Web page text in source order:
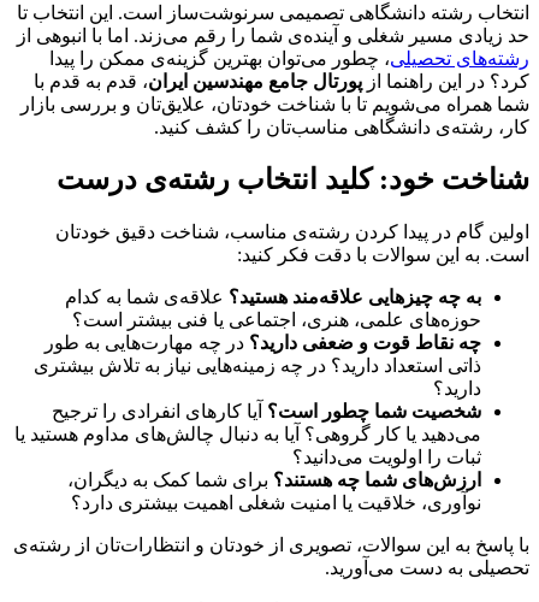
انتخاب رشته دانشگاهی تصمیمی سرنوشت‌ساز است. این انتخاب تا
حد زیادی مسیر شغلی و آینده‌ی شما را رقم می‌زند. اما با انبوهی از
رشته‌های تحصیلی، چطور می‌توان بهترین گزینه‌ی ممکن را پیدا
کرد؟ در این راهنما از پورتال جامع مهندسین ایران، قدم به قدم با
شما همراه می‌شویم تا با شناخت خودتان، علایق‌تان و بررسی بازار
کار، رشته‌ی دانشگاهی مناسب‌تان را کشف کنید.
شناخت خود: کلید انتخاب رشته‌ی درست
اولین گام در پیدا کردن رشته‌ی مناسب، شناخت دقیق خودتان
است. به این سوالات با دقت فکر کنید:
به چه چیزهایی علاقه‌مند هستید؟ علاقه‌ی شما به کدام
حوزه‌های علمی، هنری، اجتماعی یا فنی بیشتر است؟
چه نقاط قوت و ضعفی دارید؟ در چه مهارت‌هایی به طور
ذاتی استعداد دارید؟ در چه زمینه‌هایی نیاز به تلاش بیشتری
دارید؟
شخصیت شما چطور است؟ آیا کارهای انفرادی را ترجیح
می‌دهید یا کار گروهی؟ آیا به دنبال چالش‌های مداوم هستید یا
ثبات را اولویت می‌دانید؟
ارزش‌های شما چه هستند؟ برای شما کمک به دیگران،
نوآوری، خلاقیت یا امنیت شغلی اهمیت بیشتری دارد؟
با پاسخ به این سوالات، تصویری از خودتان و انتظارات‌تان از رشته‌ی
تحصیلی به دست می‌آورید.